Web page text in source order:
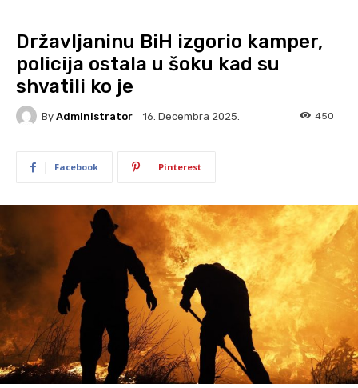
Državljaninu BiH izgorio kamper,
policija ostala u šoku kad su
shvatili ko je
By Administrator 16. Decembra 2025. 450
Facebook Pinterest